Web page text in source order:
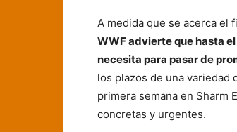
A medida que se acerca el
WWF advierte que hasta
necesita para pasar de
los plazos de una
primera semana en Sharm
concretas y urgentes.